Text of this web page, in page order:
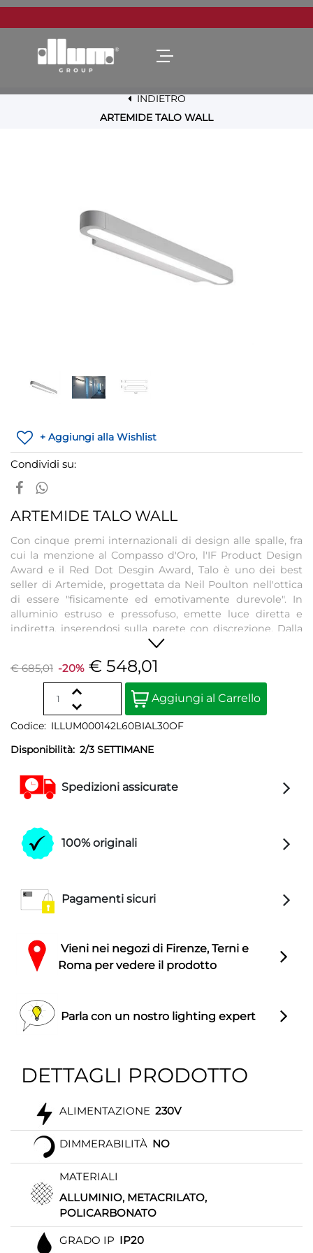
Open menu
INDIETRO
ARTEMIDE TALO WALL
+ Aggiungi alla Wishlist
Condividi su:
ARTEMIDE TALO WALL
Con cinque premi internazionali di design alle spalle, fra
cui la menzione al Compasso d'Oro, l'IF Product Design
Award e il Red Dot Desgin Award, Talo è uno dei best
seller di Artemide, progettata da Neil Poulton nell'ottica
di essere "fisicamente ed emotivamente durevole". In
alluminio estruso e pressofuso, emette luce diretta e
indiretta, inserendosi sulla parete con discrezione. Dalla
linea linea essenziale e sinuosa, è ideale per illuminare
spazi domestici ma anche strutture ricettive ed uffici.
€ 685,01 -20% € 548,01
Quantità
Aggiungi al Carrello
Codice: ILLUM000142L60BIAL30OF
Disponibilità: 2/3 SETTIMANE
Spedizioni assicurate
100% originali
Pagamenti sicuri
Vieni nei negozi di Firenze, Terni e
Roma per vedere il prodotto
Parla con un nostro lighting expert
DETTAGLI PRODOTTO
ALIMENTAZIONE 230V
DIMMERABILITÀ NO
MATERIALI
ALLUMINIO, METACRILATO,
POLICARBONATO
GRADO IP IP20